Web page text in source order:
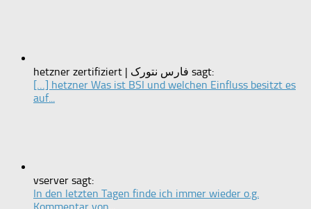
hetzner zertifiziert | فارس نتورک sagt:
[…] hetzner Was ist BSI und welchen Einfluss besitzt es
auf...
vserver sagt:
In den letzten Tagen finde ich immer wieder o.g.